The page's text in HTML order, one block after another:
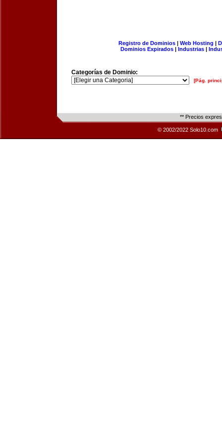
Registro de Dominios| Web Hosting |
Dominios Expirados | Industrias |
Categorías de Dominio:
[Pág.
** Precios
© 2002/2022 Solo10.com